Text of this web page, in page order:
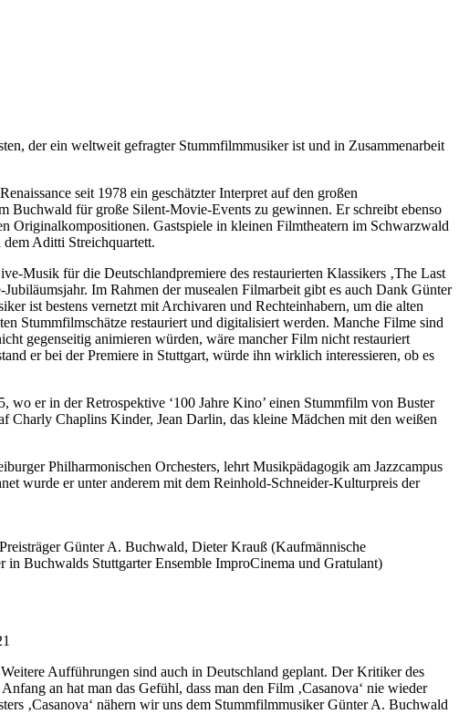
der ein weltweit gefragter Stummfilmmusiker ist und in Zusammenarbeit
seit 1978 ein geschätzter Interpret auf den großen
Buchwald für große Silent-Movie-Events zu gewinnen. Er schreibt ebenso
Originalkompositionen. Gastspiele in kleinen Filmtheatern im Schwarzwald
Aditti Streichquartett.
Musik für die Deutschlandpremiere des restaurierten Klassikers ‚The Last
Im Rahmen der musealen Filmarbeit gibt es auch Dank Günter
ist bestens vernetzt mit Archivaren und Rechteinhabern, um die alten
Stummfilmschätze restauriert und digitalisiert werden. Manche Filme sind
gegenseitig animieren würden, wäre mancher Film nicht restauriert
er bei der Premiere in Stuttgart, würde ihn wirklich interessieren, ob es
er in der Retrospektive ‘100 Jahre Kino’ einen Stummfilm von Buster
Charly Chaplins Kinder, Jean Darlin, das kleine Mädchen mit den weißen
Philharmonischen Orchesters, lehrt Musikpädagogik am Jazzcampus
wurde er unter anderem mit dem Reinhold-Schneider-Kulturpreis der
Günter A. Buchwald, Dieter Krauß (Kaufmännische
Buchwalds Stuttgarter Ensemble ImproCinema und Gratulant)
Aufführungen sind auch in Deutschland geplant. Der Kritiker des
an hat man das Gefühl, dass man den Film ‚Casanova‘ nie wieder
‚Casanova‘ nähern wir uns dem Stummfilmmusiker Günter A. Buchwald